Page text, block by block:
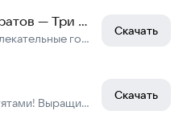
Сокровища Пиратов — Три в Ряд
Здесь вас ждут увлекательные головоломки и захватывающие «три в ряд» уровни!
Скачать
AR Тамагочи с котятами! Выращивай и играй
Скачать